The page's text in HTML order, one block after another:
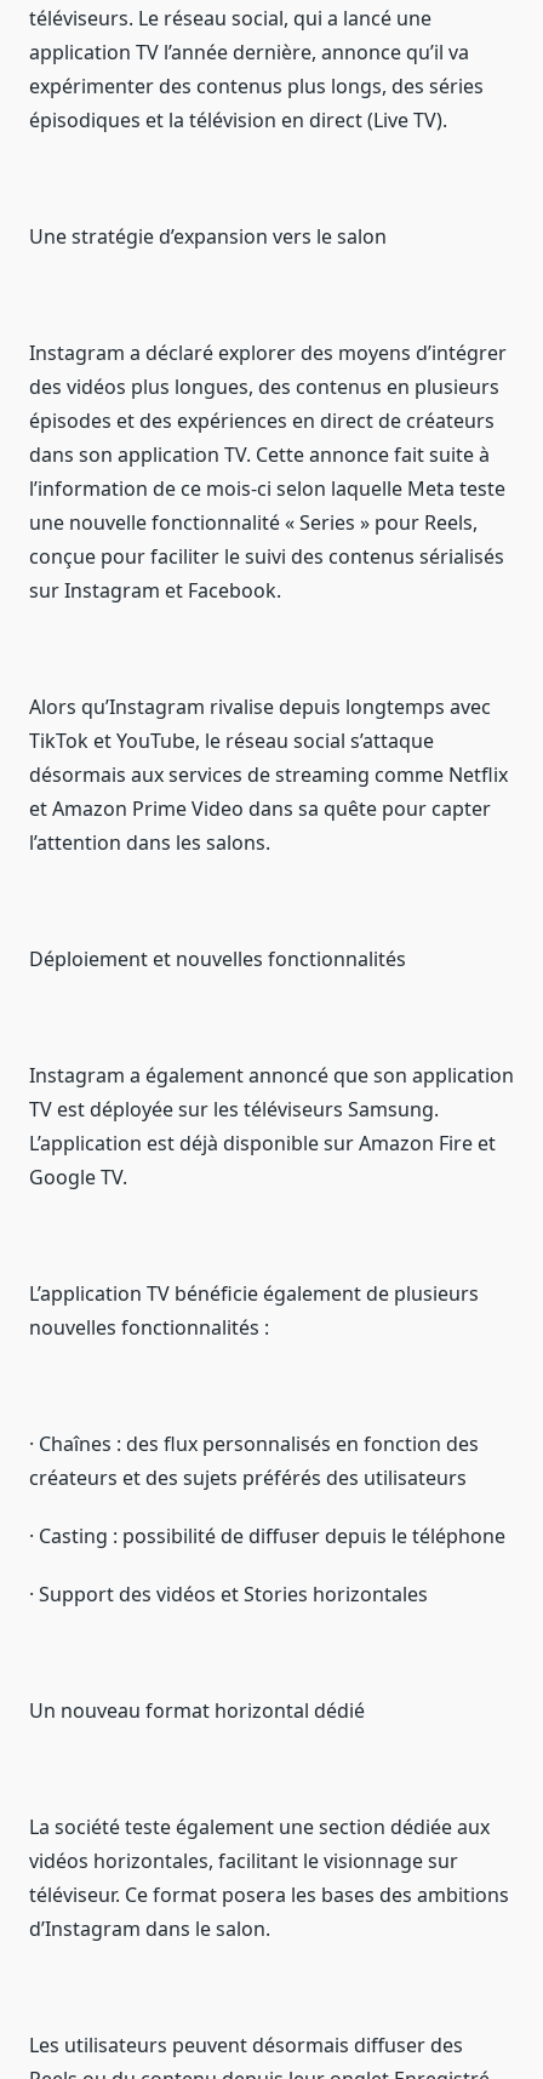
téléviseurs. Le réseau social, qui a lancé une
application TV l’année dernière, annonce qu’il va
expérimenter des contenus plus longs, des séries
épisodiques et la télévision en direct (Live TV).
Une stratégie d’expansion vers le salon
Instagram a déclaré explorer des moyens d’intégrer
des vidéos plus longues, des contenus en plusieurs
épisodes et des expériences en direct de créateurs
dans son application TV. Cette annonce fait suite à
l’information de ce mois-ci selon laquelle Meta teste
une nouvelle fonctionnalité « Series » pour Reels,
conçue pour faciliter le suivi des contenus sérialisés
sur Instagram et Facebook.
Alors qu’Instagram rivalise depuis longtemps avec
TikTok et YouTube, le réseau social s’attaque
désormais aux services de streaming comme Netflix
et Amazon Prime Video dans sa quête pour capter
l’attention dans les salons.
Déploiement et nouvelles fonctionnalités
Instagram a également annoncé que son application
TV est déployée sur les téléviseurs Samsung.
L’application est déjà disponible sur Amazon Fire et
Google TV.
L’application TV bénéficie également de plusieurs
nouvelles fonctionnalités :
· Chaînes : des flux personnalisés en fonction des
créateurs et des sujets préférés des utilisateurs
· Casting : possibilité de diffuser depuis le téléphone
· Support des vidéos et Stories horizontales
Un nouveau format horizontal dédié
La société teste également une section dédiée aux
vidéos horizontales, facilitant le visionnage sur
téléviseur. Ce format posera les bases des ambitions
d’Instagram dans le salon.
Les utilisateurs peuvent désormais diffuser des